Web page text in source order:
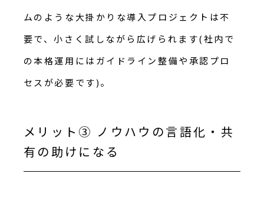
ムのような大掛かりな導入プロジェクトは不
要で、小さく試しながら広げられます(社内で
の本格運用にはガイドライン整備や承認プロ
セスが必要です)。
メリット③ ノウハウの言語化・共
有の助けになる